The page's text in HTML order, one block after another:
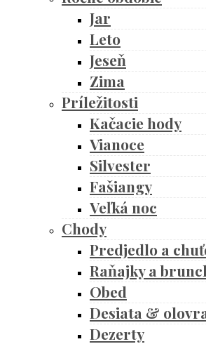
Jar
Leto
Jeseň
Zima
Príležitosti
Kačacie hody
Vianoce
Silvester
Fašiangy
Veľká noc
Chody
Predjedlo a
Raňajky a
Obed
Desiata &
Dezerty